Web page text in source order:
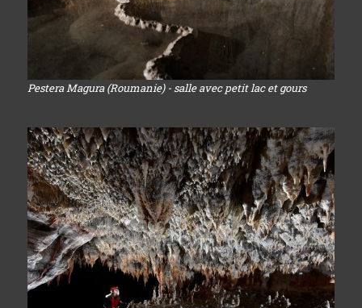
Pestera Magura (Roumanie) - salle avec petit lac et gours